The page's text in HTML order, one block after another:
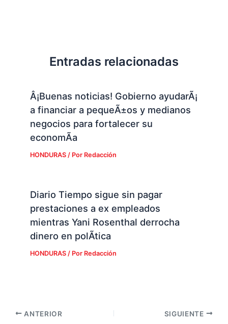
Entradas relacionadas
Â¡Buenas noticias! Gobierno ayudarÃ¡
a financiar a pequeÃ±os y medianos
negocios para fortalecer su
economÃ­a
HONDURAS/ Por Redacción
Diario Tiempo sigue sin pagar
prestaciones a ex empleados
mientras Yani Rosenthal derrocha
dinero en polÃ­tica
HONDURAS/ Por Redacción
ANTERIOR SIGUIENTE